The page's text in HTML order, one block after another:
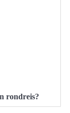
rondreis?